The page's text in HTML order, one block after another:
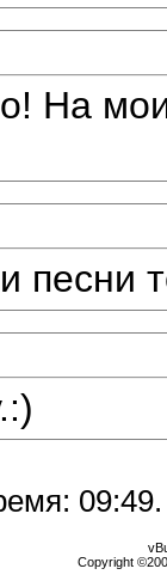
На
песни
09:49.
Copyright